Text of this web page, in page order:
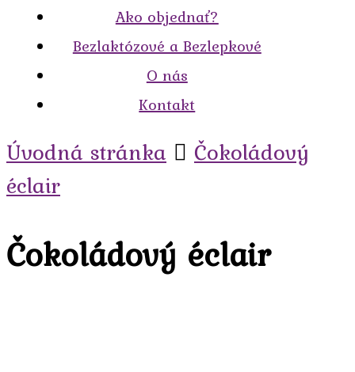
Ako objednať?
Bezlaktózové a Bezlepkové
O nás
Kontakt
Úvodná stránka
Čokoládový
éclair
Čokoládový éclair